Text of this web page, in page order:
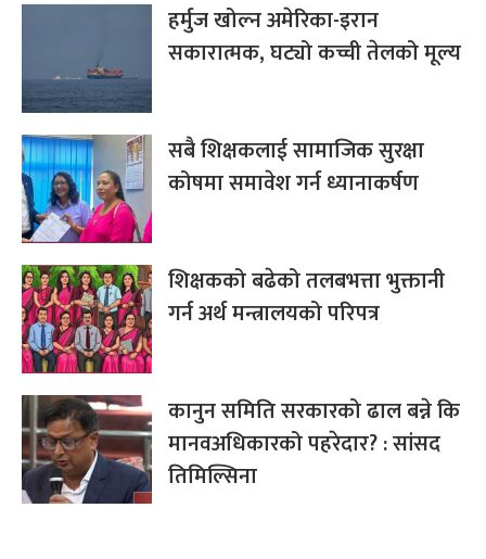
हर्मुज खोल्न अमेरिका-इरान
सकारात्मक, घट्यो कच्ची तेलको मूल्य
सबै शिक्षकलाई सामाजिक सुरक्षा
कोषमा समावेश गर्न ध्यानाकर्षण
शिक्षकको बढेको तलबभत्ता भुक्तानी
गर्न अर्थ मन्त्रालयको परिपत्र
कानुन समिति सरकारको ढाल बन्ने कि
मानवअधिकारको पहरेदार? : सांसद
तिमिल्सिना